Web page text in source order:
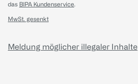
das BIPA Kundenservice.
MwSt. gesenkt
Meldung möglicher illegaler Inhalte